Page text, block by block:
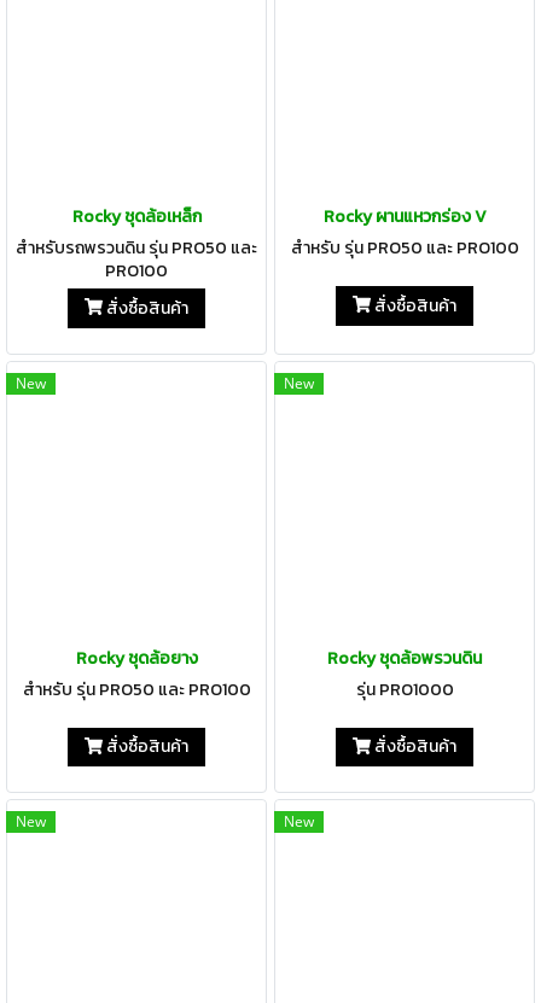
Rocky ชุดล้อเหล็ก
สำหรับรถพรวนดิน รุ่น PRO50 และ
PRO100
สั่งซื้อสินค้า
Rocky ผานแหวกร่อง V
สำหรับ รุ่น PRO50 และ PRO100
สั่งซื้อสินค้า
New
Rocky ชุดล้อยาง
สำหรับ รุ่น PRO50 และ PRO100
สั่งซื้อสินค้า
New
Rocky ชุดล้อพรวนดิน
รุ่น PRO1000
สั่งซื้อสินค้า
New New